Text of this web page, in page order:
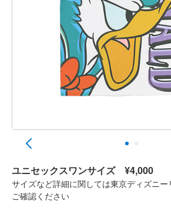
ユニセックスワンサイズ¥4,000
サイズなど詳細に関しては東京ディズニ
ご確認ください